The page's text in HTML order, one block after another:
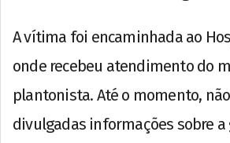
A vítima foi encaminhada ao
onde recebeu atendimento do
plantonista. Até o momento,
divulgadas informações sobre a